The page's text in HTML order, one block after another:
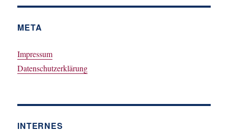
META
Impressum
Datenschutzerklärung
INTERNES